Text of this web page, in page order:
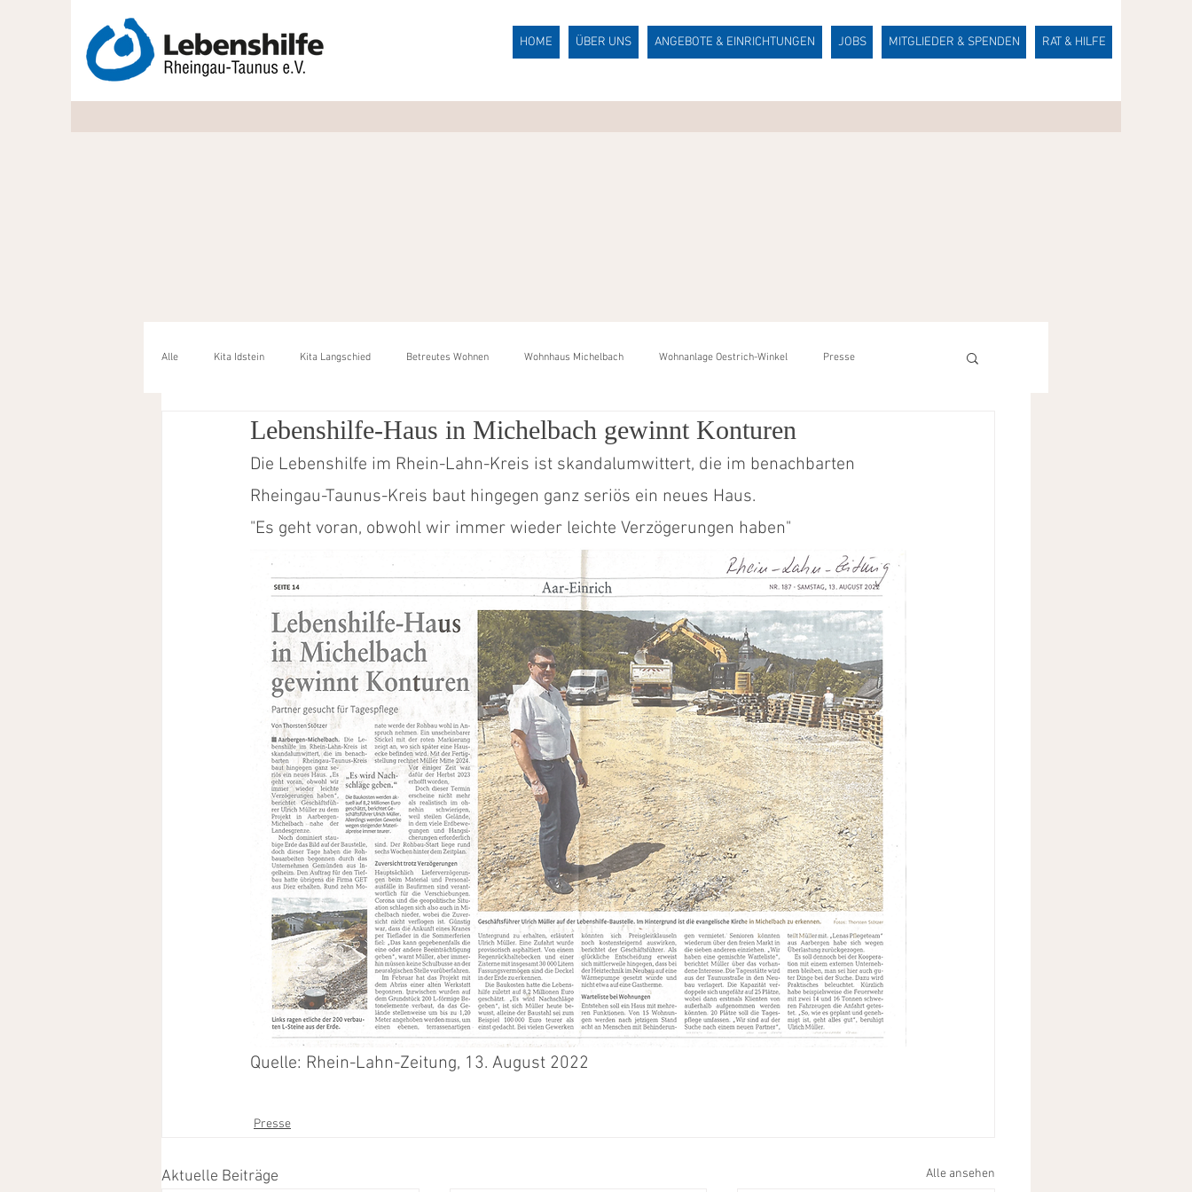
HOME ÜBER UNS ANGEBOTE & EINRICHTUNGEN JOBS MITGLIEDER & SPENDEN RAT & HILFE
Alle Kita Idstein Kita Langschied Betreutes Wohnen Wohnhaus Michelbach Wohnanlage Oestrich-Winkel Presse
Betreutes Wohnen Oestrich-Winkel Kita Gänsberg Sommerfest
Lebenshilfe-Haus in Michelbach gewinnt Konturen
Die Lebenshilfe im Rhein-Lahn-Kreis ist skandalumwittert, die im benachbarten
Rheingau-Taunus-Kreis baut hingegen ganz seriös ein neues Haus.
"Es geht voran, obwohl wir immer wieder leichte Verzögerungen haben"
Quelle: Rhein-Lahn-Zeitung, 13. August 2022
Presse
Aktuelle Beiträge Alle ansehen